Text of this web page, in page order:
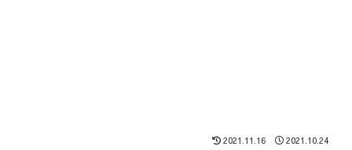
2021.11.16 2021.10.24